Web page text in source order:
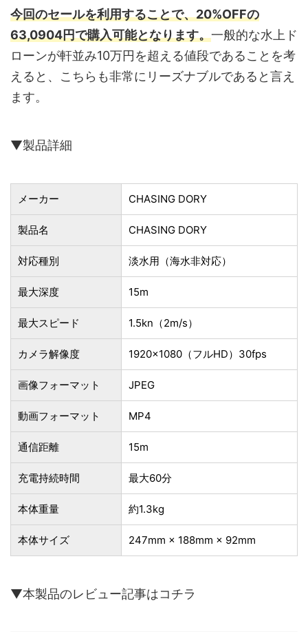
今回のセールを利用することで、20%OFFの
63,0904円で購入可能となります。一般的な水上ド
ローンが軒並み10万円を超える値段であることを考
えると、こちらも非常にリーズナブルであると言え
ます。
▼製品詳細
メーカー CHASING DORY
製品名 CHASING DORY
対応種別 淡水用（海水非対応）
最大深度 15m
最大スピード 1.5kn（2m/s）
カメラ解像度 1920×1080（フルHD）30fps
画像フォーマット JPEG
動画フォーマット MP4
通信距離 15m
充電持続時間 最大60分
本体重量 約1.3kg
本体サイズ 247mm × 188mm × 92mm
▼本製品のレビュー記事はコチラ